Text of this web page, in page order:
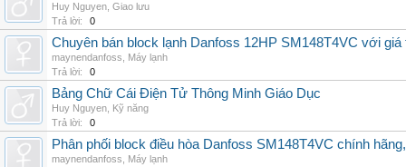
Huy Nguyen Giao lưu
Trả lời:
0
Chuyên bán block lạnh Danfoss 12HP SM148T4VC với
maynendanfoss
Máy lạnh
Trả lời:
0
Bảng Chữ Cái Điện Tử Thông Minh Giáo Dục
Huy Nguyen Kỹ năng
Trả lời:
0
Phân phối block điều hòa Danfoss SM148T4VC chính
maynendanfoss
Máy lạnh